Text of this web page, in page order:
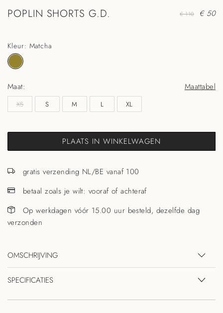
POPLIN SHORTS G.D. € 110 € 50
Kleur: Matcha
Maat: Maattabel
XS S M L XL
PLAATS IN WINKELWAGEN
gratis verzending NL/BE vanaf 100
betaal zoals je wilt: vooraf of achteraf
Op werkdagen vóór 15.00 uur besteld, dezelfde dag
verzonden
OMSCHRIJVING
SPECIFICATIES